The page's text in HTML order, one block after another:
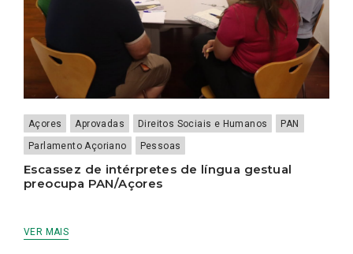
Açores Aprovadas Direitos Sociais e Humanos
PAN
Parlamento Açoriano
Pessoas
Escassez de intérpretes de língua gestual
preocupa PAN/Açores
VER MAIS